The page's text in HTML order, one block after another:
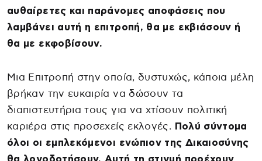
αυθαίρετες και παράνομες αποφάσεις που
λαμβάνει αυτή η επιτροπή, θα με εκβιάσουν ή
θα με εκφοβίσουν.
Μια Επιτροπή στην οποία, δυστυχώς, κάποια μέλη
βρήκαν την ευκαιρία να δώσουν τα
διαπιστευτήρια τους για να χτίσουν πολιτική
καριέρα στις προσεχείς εκλογές. Πολύ σύντομα
όλοι οι εμπλεκόμενοι ενώπιον της Δικαιοσύνης
θα λογοδοτήσουν. Αυτή τη στιγμή προέχουν